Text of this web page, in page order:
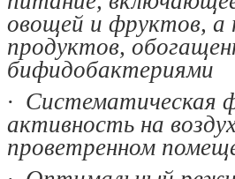
овощей и фруктов,
продуктов,
бифидобактериями
· Систематическая
активность на
проветренном